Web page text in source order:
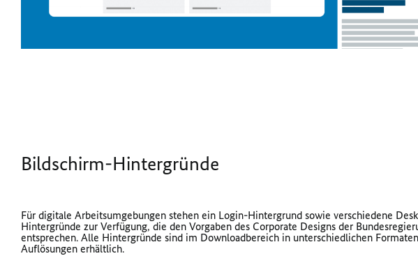
Bildschirm-Hintergründe
Für digitale Arbeitsumgebungen stehen ein Login-Hintergrund sowie verschiedene
Hintergründe zur Verfügung, die den Vorgaben des Corporate Designs der
entsprechen. Alle Hintergründe sind im Downloadbereich in unterschiedlichen
Auflösungen erhältlich.